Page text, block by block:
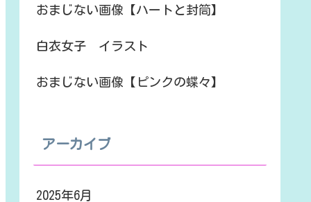
おまじない画像【ハートと封筒】
白衣女子 イラスト
おまじない画像【ピンクの蝶々】
アーカイブ
2025年6月